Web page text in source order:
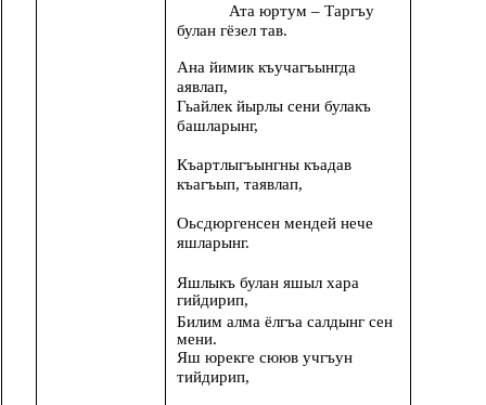
Ата юртум – Таргъу
булан гёзел тав.
Ана йимик къучагъынгда
аявлап,
Гьайлек йырлы сени булакъ
башларынг,
Къартлыгъынгны къадав
къагъып, таявлап,
Оьсдюргенсен мендей нече
яшларынг.
Яшлыкъ булан яшыл хара
гийдирип,
Билим алма ёлгъа салдынг сен
мени.
Яш юрекге сююв учгъун
тийдирип,